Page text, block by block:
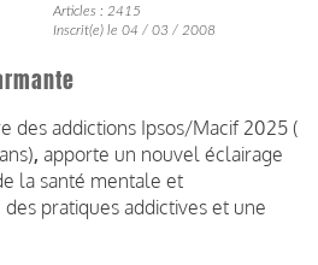
Articles : 2415
Inscrit(e) le 04 / 03 / 2008
des addictions Ipsos/Macif 2025 (
, apporte un nouvel éclairage
la santé mentale et
pratiques addictives et une